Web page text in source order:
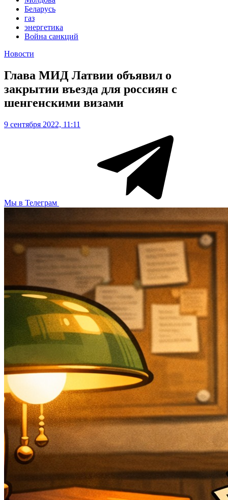
Беларусь
газ
энергетика
Война санкций
Новости
Глава МИД Латвии объявил о
закрытии въезда для россиян с
шенгенскими визами
9 сентября 2022, 11:11
Мы в Телеграм